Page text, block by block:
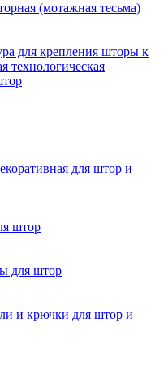
(мотажная тесьма)
для крепления шторы к
технологическая
для штор и
штор
для штор
и крючки для штор и